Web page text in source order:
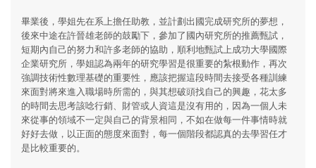
畢業後，學姐先在系上擔任助教，並計劃出國完成研究所的夢想，
後來中途在許晉雄老師的鼓勵下，參加了國內研究所的推薦甄試，
短期內自己的努力和許多老師的協助，順利地甄試上成功大學國際
企業研究所，學姐認為兩年的研究學習是很重要的紮根動作，再次
強調技術性數理基礎的重要性，應該把握這段時間去接受各種訓練
來面對將來進入職場時所需的，與其想破頭找自己的興趣，花太多
的時間去思考該唸行銷、財管或人資這是沒有用的，因為一個人未
來從事的領域不一定與自己的背景相同，不如在做每一件事情時就
好好去做，以正面的態度來面對，每一個階段都認真的去學習任才
是比較重要的。